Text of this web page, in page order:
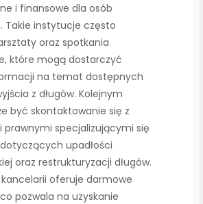
i finansowe dla osób
Takie instytucje często
oraz spotkania
które mogą dostarczyć
na temat dostępnych
z długów. Kolejnym
być skontaktowanie się z
prawnymi specjalizującymi się
upadłości
oraz restrukturyzacji długów.
oferuje darmowe
pozwala na uzyskanie